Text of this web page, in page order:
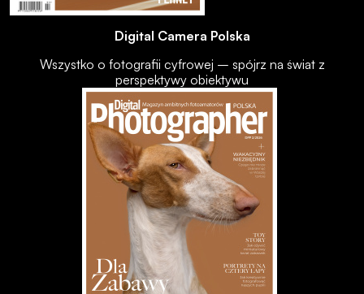
Digital Camera Polska
Wszystko o fotografii cyfrowej – spójrz na świat z
perspektywy obiektywu